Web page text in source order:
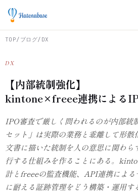
TOP/ ブログ/ DX
DX
【内部統制強化】
kintone×freee連携による
IPO審査で厳しく問われるのが内部統
セット」は実際の業務と乖離して形骸
文書に描いた統制を人の意思に関わ
行する仕組みを作ることにある。
計とfreeeの監査機能、API連携によ
に耐える証跡管理をどう構築・運用